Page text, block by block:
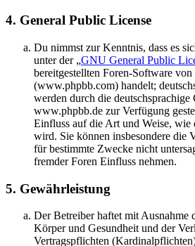
4. General Public License
Du nimmst zur Kenntnis, dass es
unter der „GNU General Public
bereitgestellten Foren-Software
(www.phpbb.com) handelt;
werden durch die
www.phpbb.de zur Verfügung
Einfluss auf die Art und Weise, wie
wird. Sie können insbesondere die
für bestimmte Zwecke nicht
fremder Foren Einfluss nehmen.
5. Gewährleistung
Der Betreiber haftet mit Ausnahme
Körper und Gesundheit und der
Vertragspflichten